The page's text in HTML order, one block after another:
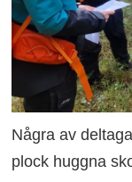
Några av
plock huggna